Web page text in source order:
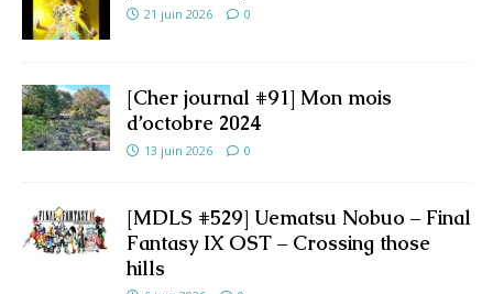
21 juin 2026 0
[Cher journal #91] Mon mois
d’octobre 2024
13 juin 2026 0
[MDLS #529] Uematsu Nobuo – Final
Fantasy IX OST – Crossing those
hills